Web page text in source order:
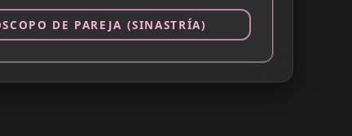
DE PAREJA (SINASTRÍA)